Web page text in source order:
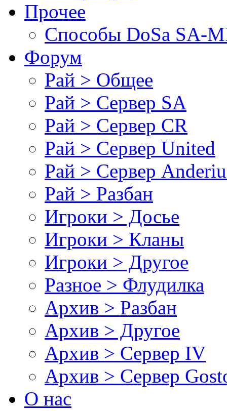
Прочее
Cпособы DoSа SA-
Форум
Рай > Общее
Рай > Сервер SA
Рай > Сервер CR
Рай > Сервер United
Рай > Сервер
Рай > Разбан
Игроки > Досье
Игроки > Кланы
Игроки > Другое
Разное > Флудилка
Архив > Разбан
Архив > Другое
Архив > Сервер IV
Архив > Сервер
О нас